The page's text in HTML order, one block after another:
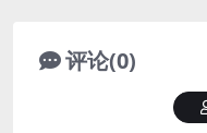
评论(0)